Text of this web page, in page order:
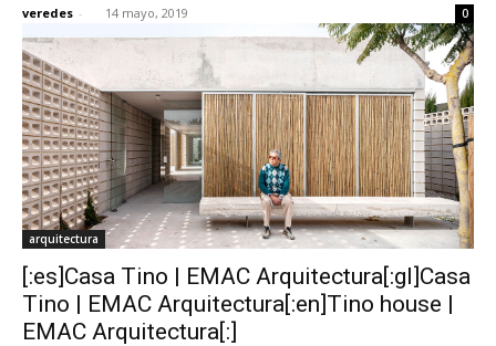
veredes - 14 mayo, 2019 0
arquitectura
[:es]Casa Tino | EMAC Arquitectura[:gl]Casa
Tino | EMAC Arquitectura[:en]Tino house |
EMAC Arquitectura[:]